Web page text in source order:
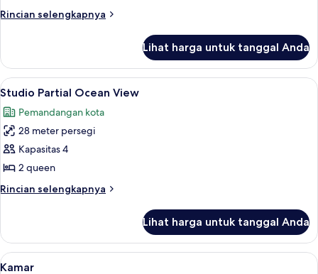
Ocean
Rincian selengkapnya
Rincian
One
Bedroom
Suite
Ocean
View
Lihat harga untuk tanggal Anda
Lihat
semua
foto
untuk
Studio
Partial
Ocean
View
Studio Partial Ocean View |
9
Studio Partial Ocean View
Pemandangan kota
28 meter persegi
Kapasitas 4
2 queen
Rincian selengkapnya
Rincian
Studio
Partial
Ocean
Lihat harga untuk tanggal Anda
Lihat
Brankas, meja kerja, ruang kerja
14
Kamar